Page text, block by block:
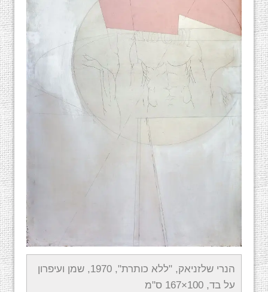
הנרי שלזניאק, "ללא כותרת", 1970, שמן ועיפרון
על בד, 100×167 ס"מ